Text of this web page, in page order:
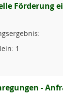
Förderung
1
-